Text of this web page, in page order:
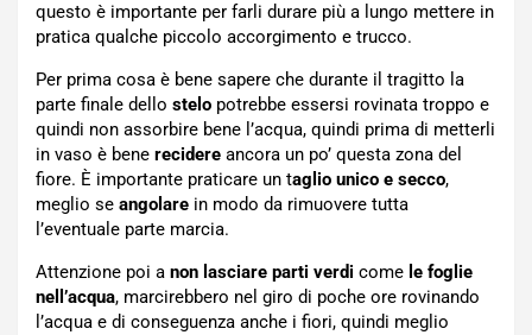
questo è importante per farli durare più a lungo mettere in
pratica qualche piccolo accorgimento e trucco.
Per prima cosa è bene sapere che durante il tragitto la
parte finale dello stelo potrebbe essersi rovinata troppo e
quindi non assorbire bene l’acqua, quindi prima di metterli
in vaso è bene recidere ancora un po’ questa zona del
fiore. È importante praticare un taglio unico e secco,
meglio se angolare in modo da rimuovere tutta
l’eventuale parte marcia.
Attenzione poi a non lasciare parti verdi come le foglie
nell’acqua, marcirebbero nel giro di poche ore rovinando
l’acqua e di conseguenza anche i fiori, quindi meglio